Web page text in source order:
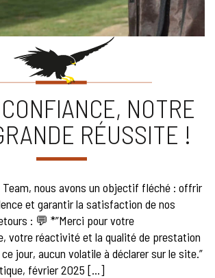
NOTRE
RÉUSSITE !
Team, nous avons un objectif fléché : offrir
et garantir la satisfaction de nos
: 💬 *”Merci pour votre
votre réactivité et la qualité de prestation
jour, aucun volatile à déclarer sur le site.”
février 2025 […]